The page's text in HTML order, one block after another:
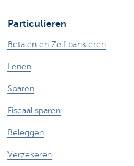
Particulieren
Betalen en Zelf bankieren
Lenen
Sparen
Fiscaal sparen
Beleggen
Verzekeren